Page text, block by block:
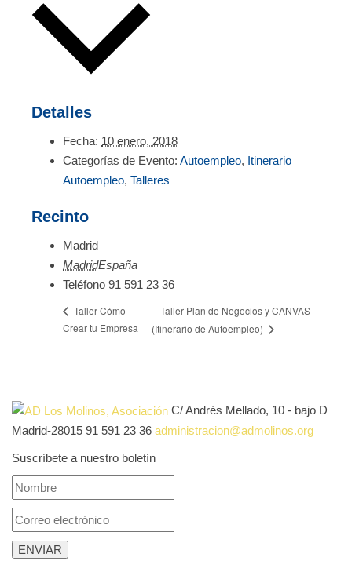
Detalles
Fecha: 10 enero, 2018
Categorías de Evento: Autoempleo, Itinerario
Autoempleo, Talleres
Recinto
Madrid
MadridEspaña
Teléfono 91 591 23 36
Taller Cómo
Crear tu Empresa
Taller Plan de Negocios y CANVAS
(Itinerario de Autoempleo)
C/ Andrés Mellado, 10 - bajo D
Madrid-28015 91 591 23 36 administracion@admolinos.org
Suscríbete a nuestro boletín